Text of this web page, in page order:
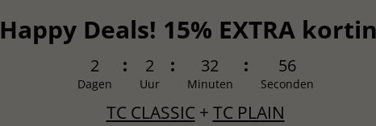
Happy Deals! 15% EXTRA
2
Dagen
2
Uur
32
Minuten
54
Seconden
TC CLASSIC+ TC PLAIN